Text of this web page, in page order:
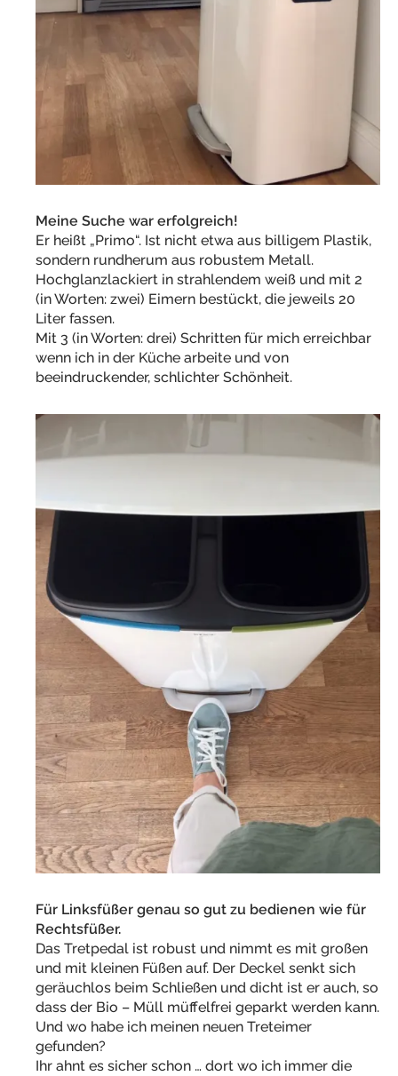
Meine Suche war erfolgreich!
Er heißt „Primo“. Ist nicht etwa aus billigem Plastik,
sondern rundherum aus robustem Metall.
Hochglanzlackiert in strahlendem weiß und mit 2
(in Worten: zwei) Eimern bestückt, die jeweils 20
Liter fassen.
Mit 3 (in Worten: drei) Schritten für mich erreichbar
wenn ich in der Küche arbeite und von
beeindruckender, schlichter Schönheit.
Für Linksfüßer genau so gut zu bedienen wie für
Rechtsfüßer.
Das Tretpedal ist robust und nimmt es mit großen
und mit kleinen Füßen auf. Der Deckel senkt sich
geräuchlos beim Schließen und dicht ist er auch, so
dass der Bio – Müll müffelfrei geparkt werden kann.
Und wo habe ich meinen neuen Treteimer
gefunden?
Ihr ahnt es sicher schon … dort wo ich immer die